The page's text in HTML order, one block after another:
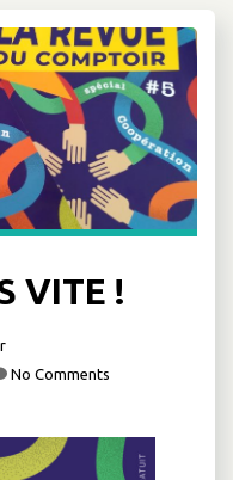
VITE !
No Comments